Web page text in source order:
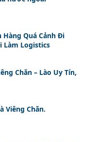
Hàng Quá Cảnh Đi
Làm Logistics
Chăn – Lào Uy Tín,
Viêng Chăn.